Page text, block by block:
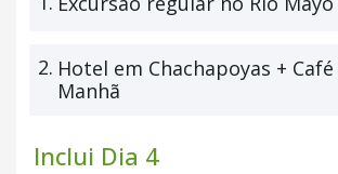
2. Hotel em Chachapoyas + Café
Manhã
Inclui Dia 4